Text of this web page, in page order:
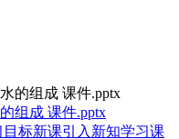
组成 课件.pptx
标新课引入新知学习课